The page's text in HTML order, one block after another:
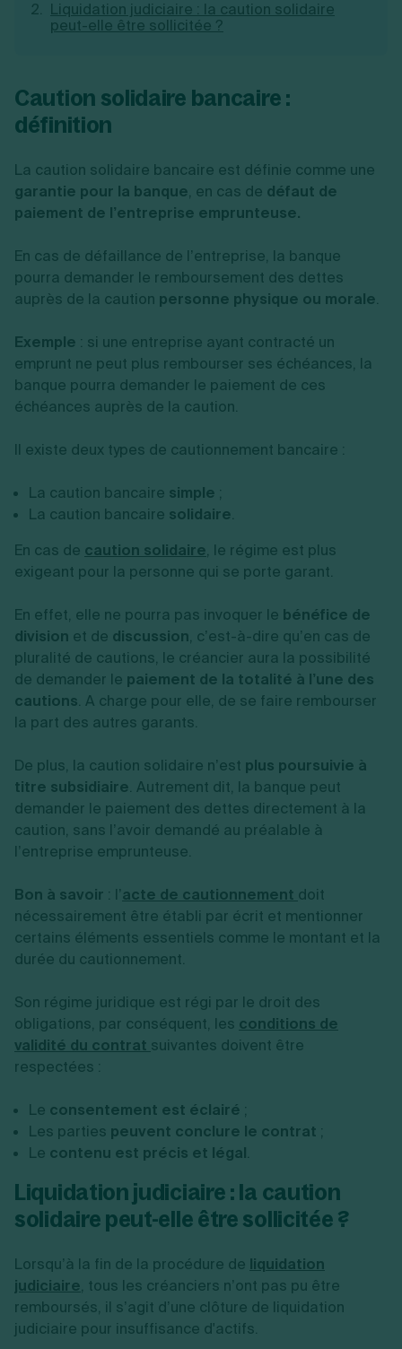
Toutes les modifications
Je suis autonome
Découvrez notre cabinet d'expertise
comptable LS Compta
Création d'EURL
Création de SASU
Création de SCI
Création d'association
Aides à la création d’entreprise
Fermeture d’une entreprise
Liquidation judiciaire : la caution solidaire
peut-elle être sollicitée ?
Caution solidaire bancaire :
définition
La caution solidaire bancaire est définie comme une
garantie pour la banque, en cas de défaut de
paiement de l’entreprise emprunteuse.
En cas de défaillance de l’entreprise, la banque
pourra demander le remboursement des dettes
auprès de la caution personne physique ou morale.
Exemple : si une entreprise ayant contracté un
emprunt ne peut plus rembourser ses échéances, la
banque pourra demander le paiement de ces
échéances auprès de la caution.
Il existe deux types de cautionnement bancaire :
La caution bancaire simple ;
La caution bancaire solidaire.
En cas de caution solidaire, le régime est plus
exigeant pour la personne qui se porte garant.
En effet, elle ne pourra pas invoquer le bénéfice de
division et de discussion, c’est-à-dire qu’en cas de
pluralité de cautions, le créancier aura la possibilité
de demander le paiement de la totalité à l’une des
cautions. A charge pour elle, de se faire rembourser
la part des autres garants.
De plus, la caution solidaire n’est plus poursuivie à
titre subsidiaire. Autrement dit, la banque peut
demander le paiement des dettes directement à la
caution, sans l’avoir demandé au préalable à
l’entreprise emprunteuse.
Bon à savoir : l’acte de cautionnement doit
nécessairement être établi par écrit et mentionner
certains éléments essentiels comme le montant et la
durée du cautionnement.
Son régime juridique est régi par le droit des
obligations, par conséquent, les conditions de
validité du contrat suivantes doivent être
respectées :
Le consentement est éclairé ;
Les parties peuvent conclure le contrat ;
Le contenu est précis et légal.
Liquidation judiciaire : la caution
solidaire peut-elle être sollicitée ?
Lorsqu’à la fin de la procédure de liquidation
judiciaire, tous les créanciers n’ont pas pu être
remboursés, il s’agit d’une clôture de liquidation
judiciaire pour insuffisance d'actifs.